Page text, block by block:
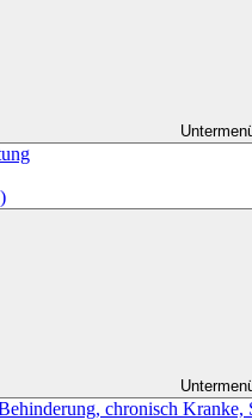
chronisch Kranke,